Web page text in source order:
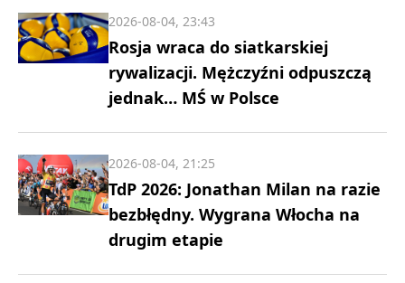
Rosja wraca do siatkarskiej
rywalizacji. Mężczyźni odpuszczą
jednak… MŚ w Polsce
2026-08-04, 23:43
TdP 2026: Jonathan Milan na razie
bezbłędny. Wygrana Włocha na
drugim etapie
2026-08-04, 21:25